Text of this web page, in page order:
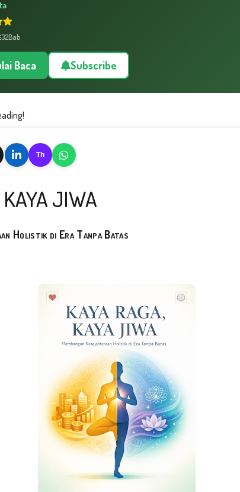
32Bab
Baca Subscribe
Th
KAYA JIWA
Holistik di Era Tanpa Batas